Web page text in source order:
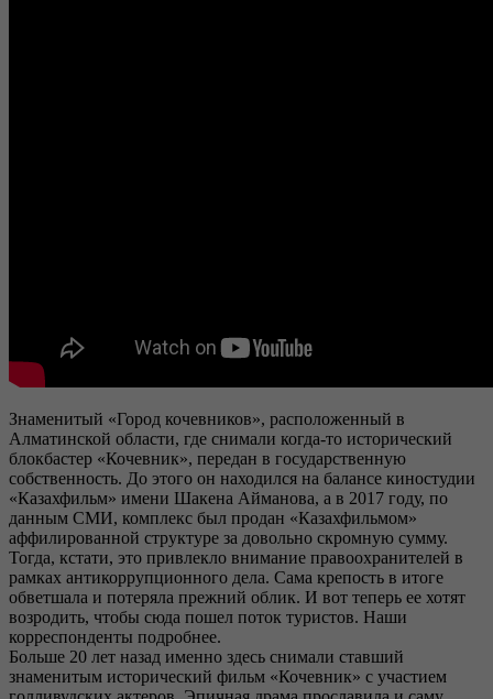
Знаменитый «Город кочевников», расположенный в
Алматинской области, где снимали когда-то исторический
блокбастер «Кочевник», передан в государственную
собственность. До этого он находился на балансе киностудии
«Казахфильм» имени Шакена Айманова, а в 2017 году, по
данным СМИ, комплекс был продан «Казахфильмом»
аффилированной структуре за довольно скромную сумму.
Тогда, кстати, это привлекло внимание правоохранителей в
рамках антикоррупционного дела. Сама крепость в итоге
обветшала и потеряла прежний облик. И вот теперь ее хотят
возродить, чтобы сюда пошел поток туристов. Наши
корреспонденты подробнее.
Больше 20 лет назад именно здесь снимали ставший
знаменитым исторический фильм «Кочевник» с участием